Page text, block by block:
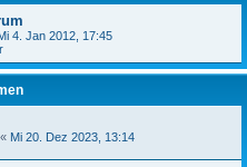
4. Jan 2012, 17:45
« Mi 20. Dez 2023, 13:14